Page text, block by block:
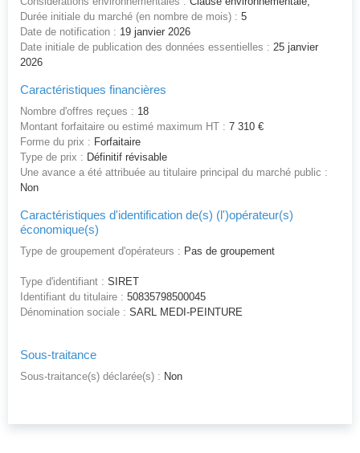
Durée initiale du marché (en nombre de mois) : 5
Date de notification : 19 janvier 2026
Date initiale de publication des données essentielles : 25 janvier
2026
Caractéristiques financières
Nombre d'offres reçues : 18
Montant forfaitaire ou estimé maximum HT : 7 310 €
Forme du prix : Forfaitaire
Type de prix : Définitif révisable
Une avance a été attribuée au titulaire principal du marché public :
Non
Caractéristiques d'identification de(s) (l')opérateur(s)
économique(s)
Type de groupement d'opérateurs : Pas de groupement
Type d'identifiant : SIRET
Identifiant du titulaire : 50835798500045
Dénomination sociale : SARL MEDI-PEINTURE
Sous-traitance
Sous-traitance(s) déclarée(s) : Non